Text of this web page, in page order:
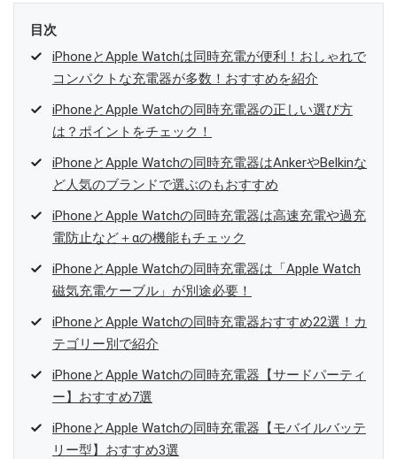
目次
iPhoneとApple Watchは同時充電が便利！おしゃれで
コンパクトな充電器が多数！おすすめを紹介
iPhoneとApple Watchの同時充電器の正しい選び方
は？ポイントをチェック！
iPhoneとApple Watchの同時充電器はAnkerやBelkinな
ど人気のブランドで選ぶのもおすすめ
iPhoneとApple Watchの同時充電器は高速充電や過充
電防止など＋αの機能もチェック
iPhoneとApple Watchの同時充電器は「Apple Watch
磁気充電ケーブル」が別途必要！
iPhoneとApple Watchの同時充電器おすすめ22選！カ
テゴリー別で紹介
iPhoneとApple Watchの同時充電器【サードパーティ
ー】おすすめ7選
iPhoneとApple Watchの同時充電器【モバイルバッテ
リー型】おすすめ3選